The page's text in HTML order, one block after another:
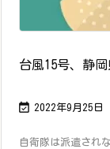
台風15号、静
 2022年9月25日
自衛隊は派遣され